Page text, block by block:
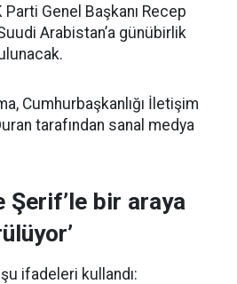
Parti Genel Başkanı Recep
Arabistan’a günübirlik
Cumhurbaşkanlığı İletişim
tarafından sanal medya
Şerif’le bir araya
ifadeleri kullandı: